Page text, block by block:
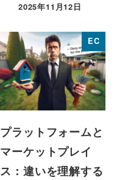
投稿日
2025年11月12日
EC
プラットフォームと
マーケットプレイ
ス：違いを理解する